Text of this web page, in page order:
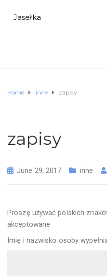
Jasełka
Home inne zapisy
zapisy
June 29, 2017 inne
Proszę używać polskich
akceptowane
Imię i nazwisko osoby